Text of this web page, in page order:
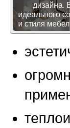
дизайна.
идеального
и стиля